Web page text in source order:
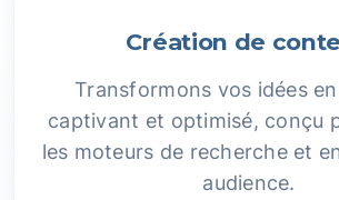
Création de
Transformons vos idées
captivant et optimisé, conçu
les moteurs de recherche et
audience.